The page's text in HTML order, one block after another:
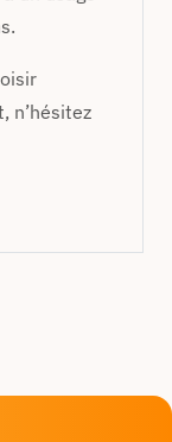
n’hésitez